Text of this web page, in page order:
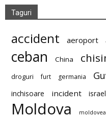
Taguri
accident aeroport
ceban China
droguri furt germania
inchisoare incident israel
Moldova